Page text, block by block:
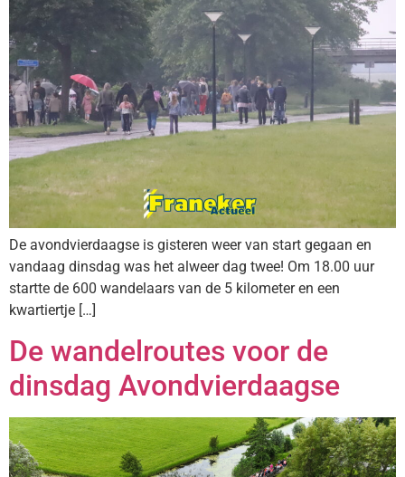
De avondvierdaagse is gisteren weer van start gegaan en
vandaag dinsdag was het alweer dag twee! Om 18.00 uur
startte de 600 wandelaars van de 5 kilometer en een
kwartiertje […]
De wandelroutes voor de
dinsdag Avondvierdaagse